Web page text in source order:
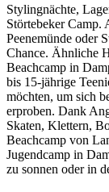
Stylingnächte,
Störtebeker Camp.
Peenemünde oder
Chance. Ähnliche
Beachcamp in
bis 15-jährige
möchten, um sich
erproben. Dank
Skaten, Klettern,
Beachcamp von
Jugendcamp in
zu sonnen oder in